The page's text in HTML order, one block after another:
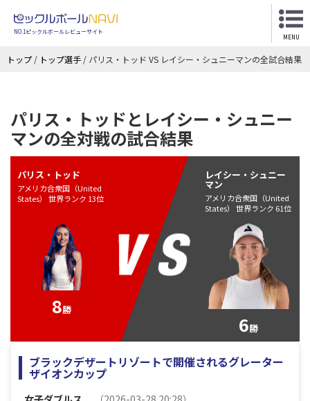
NO.1ピックルボールレビューサイト
MENU
トップ / トップ選手 / パリス・トッド VS レイシー・シュニーマンの全試合結果
パリス・トッドとレイシー・シュニー
マンの全対戦の試合結果
パリス・トッド
アメリカ合衆国（United
States） 世界ランク 13位
8勝
レイシー・シュニー
マン
アメリカ合衆国（United
States） 世界ランク 61位
6勝
ブラックデザートリゾートで開催されるグレーター
ザイオンカップ